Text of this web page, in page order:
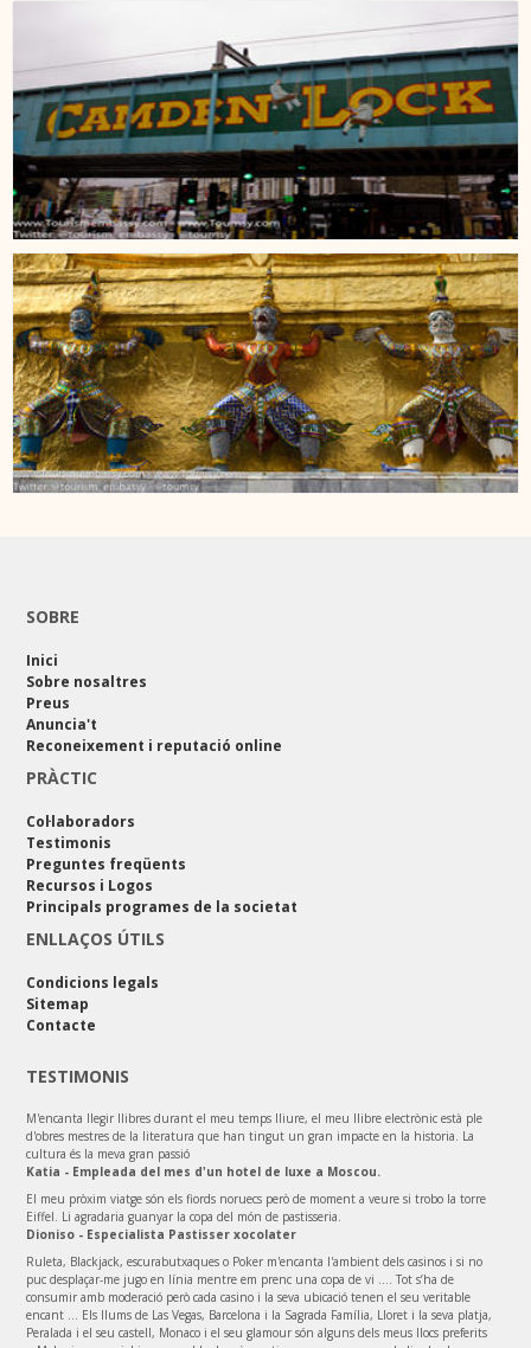
SOBRE
Inici
Sobre nosaltres
Preus
Anuncia't
Reconeixement i reputació online
PRÀCTIC
Col·laboradors
Testimonis
Preguntes freqüents
Recursos i Logos
Principals programes de la societat
ENLLAÇOS ÚTILS
Condicions legals
Sitemap
Contacte
TESTIMONIS
M'encanta llegir llibres durant el meu temps lliure, el meu llibre electrònic està ple
d'obres mestres de la literatura que han tingut un gran impacte en la historia. La
cultura és la meva gran passió
Katia - Empleada del mes d'un hotel de luxe a Moscou.
El meu pròxim viatge són els fiords noruecs però de moment a veure si trobo la torre
Eiffel. Li agradaria guanyar la copa del món de pastisseria.
Dioniso - Especialista Pastisser xocolater
Ruleta, Blackjack, escurabutxaques o Poker m'encanta l'ambient dels casinos i si no
puc desplaçar-me jugo en línia mentre em prenc una copa de vi .... Tot s’ha de
consumir amb moderació però cada casino i la seva ubicació tenen el seu veritable
encant ... Els llums de Las Vegas, Barcelona i la Sagrada Família, Lloret i la seva platja,
Peralada i el seu castell, Monaco i el seu glamour són alguns dels meus llocs preferits